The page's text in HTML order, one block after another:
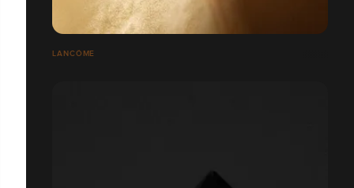
LANCÔME